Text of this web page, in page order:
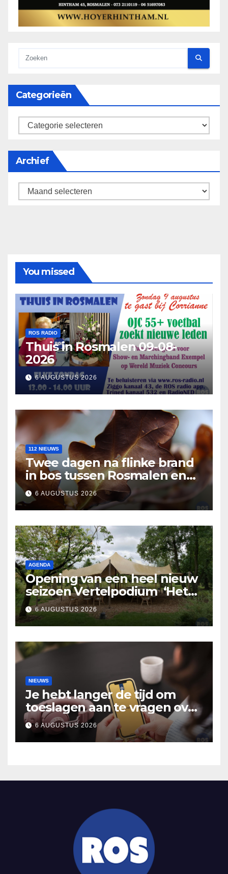
Categorieën
categorieën
Archief
Archief
You missed
ROS RADIO
Thuis in Rosmalen 09-08-
2026
6 AUGUSTUS 2026
112 NIEUWS
Twee dagen na flinke brand
in bos tussen Rosmalen en
Nuland
6 AUGUSTUS 2026
AGENDA
Opening van een heel nieuw
seizoen Vertelpodium ‘Het
Lopende Vuur’. Landelijke
verhalen in Bomentuin D’n
Hooidonk
6 AUGUSTUS 2026
NIEUWS
Je hebt langer de tijd om
toeslagen aan te vragen over
2025
6 AUGUSTUS 2026